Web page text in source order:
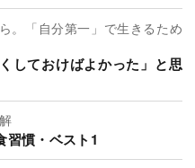
。「自分第一」で生きるため
しておけばよかった」と思
習慣・ベスト1